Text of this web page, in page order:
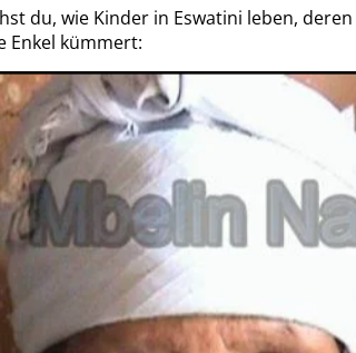
du, wie Kinder in Eswatini leben,
Enkel kümmert: